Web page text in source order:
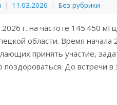
| 11.03.2026 | Без рубрики
г. на частоте 145.450
области. Время
принять участие,
поздороваться. До встречи